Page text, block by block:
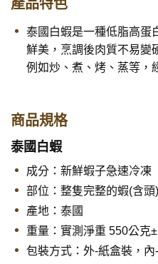
產品特色
泰國白蝦是一種低脂高蛋
鮮美，烹調後肉質不易變
例如炒、煮、烤、蒸等，
商品規格
泰國白蝦
成分：新鮮蝦子急速冷凍
部位：整隻完整的蝦(含頭)
產地：泰國
重量：實測淨重 550公克
包裝方式：外-紙盒裝，內